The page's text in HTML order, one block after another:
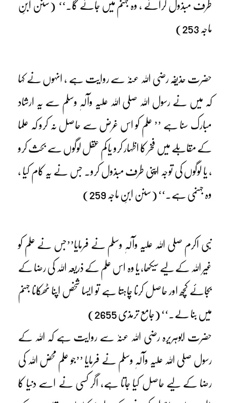
طرف مبذول کرائے ، وہ جہنم میں جائے گا۔‘‘ (سنن ابنِ
ماجہ 253)
حضرت حذیفہ رضی اللہ عنہٗ سے روایت ہے ، انہوں نے کہا
کہ میں نے رسول اللہ صلی اللہ علیہ وآلہٖ وسلم سے یہ ارشاد
مبارک سنا ہے ’’ علم کو اس غرض سے حاصل نہ کرو کہ علما
کے مقابلے میں فخر کا اظہار کرو یا کم عقل لوگوں سے بحث کرو
، یا لوگوں کی توجہ اپنی طرف مبذول کرو۔ جس نے یہ کام کیا ،
وہ جہنمی ہے۔‘‘ (سنن ابنِ ماجہ 259)
نبی اکرم صلی اللہ علیہ وآلہٖ وسلم نے فرمایا’’جس نے علم کو
غیر اللہ کے لیے سیکھا، یا وہ اس علم کے ذریعہ اللہ کی رضا کے
بجائے کچھ اور حاصل کرنا چاہتا ہے تو ایسا شخص اپنا ٹھکانا جہنم
میں بنا لے۔‘‘ (جامع ترمذی 2655)
حضرت ابوہریرہ رضی اللہ عنہٗ سے روایت ہے کہ اللہ کے
رسول صلی اللہ علیہ وآلہٖ وسلم نے فرمایا ’’جو علم محض اللہ کی
رضا کے لیے حاصل کیا جاتا ہے، اگر کسی نے اسے دنیا کا